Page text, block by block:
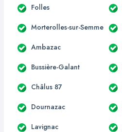
Folles
Morterolles-sur-Semme
Ambazac
Bussière-Galant
Châlus 87
Dournazac
Lavignac